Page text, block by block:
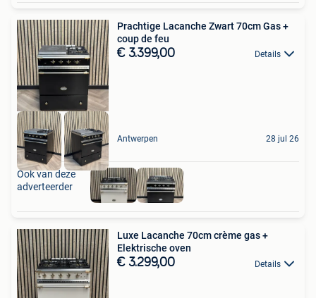
Prachtige Lacanche Zwart 70cm Gas +
coup de feu
€ 3.399,00 Details
Antwerpen 28 jul 26
Ook van deze
adverteerder
Luxe Lacanche 70cm crème gas +
Elektrische oven
€ 3.299,00 Details